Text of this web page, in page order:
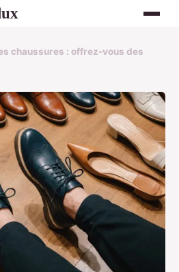
chaussures : offrez-vous des